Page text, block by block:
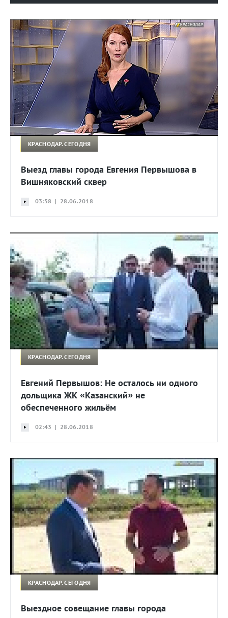
КРАСНОДАР. СЕГОДНЯ
Выезд главы города Евгения Первышова в
Вишняковский сквер
03:58 | 28.06.2018
КРАСНОДАР. СЕГОДНЯ
Евгений Первышов: Не осталось ни одного
дольщика ЖК «Казанский» не
обеспеченного жильём
02:43 | 28.06.2018
КРАСНОДАР. СЕГОДНЯ
Выездное совещание главы города